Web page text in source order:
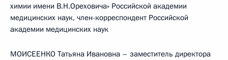
химии имени В.Н.Ореховича» Российской академии
медицинских наук, член-корреспондент Российской
академии медицинских наук
МОИСЕЕНКО Татьяна Ивановна – заместитель директора